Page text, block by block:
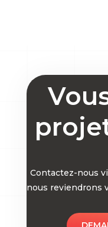
Contactez-nous
nous reviendrons